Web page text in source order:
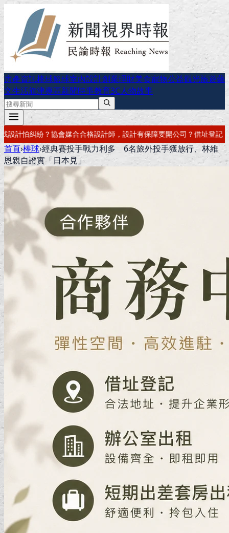
房產資訊棒球籃球室內設計創業理財美食寵物公益觀光旅遊藝
文生活旗津專區新聞時事教育3C人物故事
有保障要開公司？借址登記・公司設立・工商登記一次辦好記帳報稅
首頁›棒球›經典賽投手戰力利多 6名旅外投手獲放行、林維
恩親自證實「日本見」